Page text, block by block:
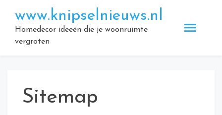
naar
inhoud
www.knipselnieuws.nl
Homedecor ideeën die je woonruimte
vergroten
Sitemap